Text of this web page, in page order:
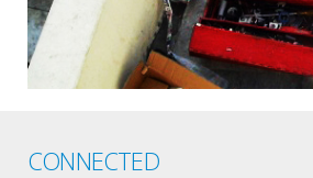
CONNECTED